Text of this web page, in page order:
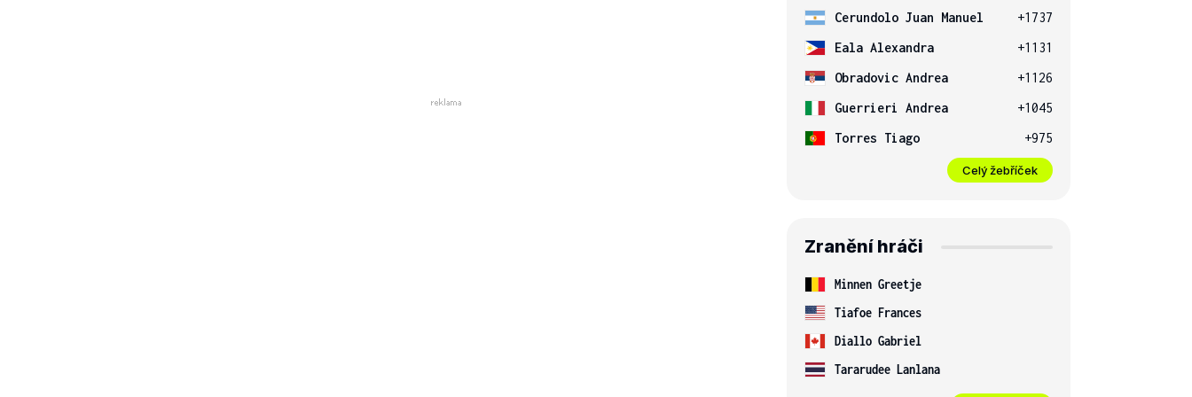
Cerundolo Juan Manuel
+1737
Eala Alexandra
+1131
Obradovic Andrea
+1126
Guerrieri Andrea
+1045
Torres Tiago
+975
Celý žebříček
Zranění hráči
Minnen Greetje
Tiafoe Frances
Diallo Gabriel
Tararudee Lanlana